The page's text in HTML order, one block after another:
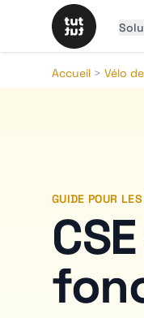
Accueil > Vélo
GUIDE POUR